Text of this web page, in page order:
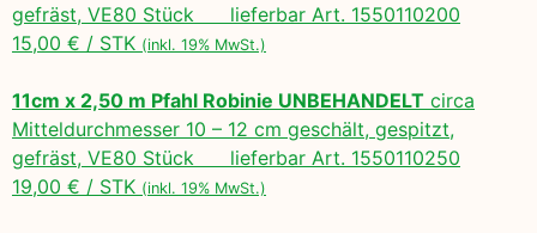
gefräst, VE80 Stück lieferbar Art. 1550110200
15,00 € / STK (inkl. 19% MwSt.)
11cm x 2,50 m Pfahl Robinie UNBEHANDELT circa
Mitteldurchmesser 10 – 12 cm geschält, gespitzt,
gefräst, VE80 Stück lieferbar Art. 1550110250
19,00 € / STK (inkl. 19% MwSt.)